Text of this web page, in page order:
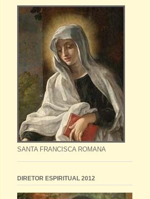
SANTA FRANCISCA ROMANA
DIRETOR ESPIRITUAL 2012